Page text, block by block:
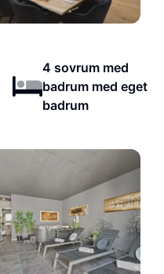
4 sovrum med
badrum med eget
badrum